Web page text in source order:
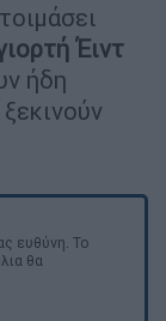
Έιντ
ήδη
ευθύνη. Το
θα